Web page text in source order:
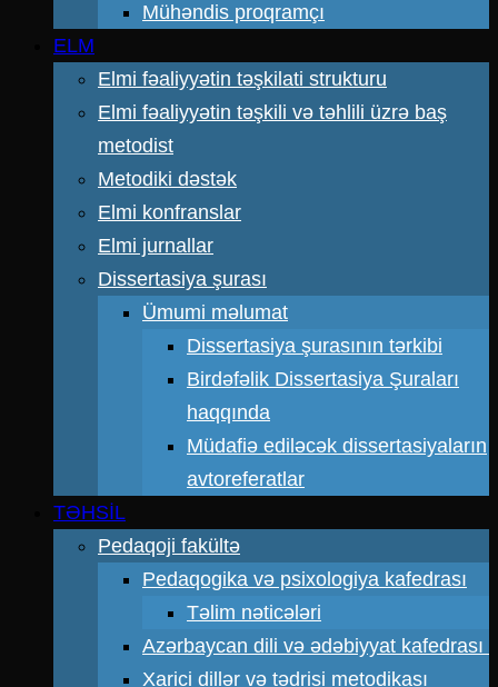
Mühəndis proqramçı
ELM
Elmi fəaliyyətin təşkilati strukturu
Elmi fəaliyyətin təşkili və təhlili üzrə baş
metodist
Metodiki dəstək
Elmi konfranslar
Elmi jurnallar
Dissertasiya şurası
Ümumi məlumat
Dissertasiya şurasının tərkibi
Birdəfəlik Dissertasiya Şuraları
haqqında
Müdafiə ediləcək dissertasiyaların
avtoreferatlar
TƏHSİL
Pedaqoji fakültə
Pedaqogika və psixologiya kafedrası
Təlim nəticələri
Azərbaycan dili və ədəbiyyat kafedrası
Xarici dillər və tədrisi metodikası